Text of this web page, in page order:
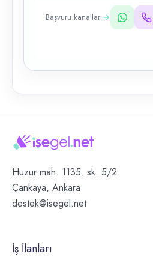
Başvuru kanalları
Huzur mah. 1135. sk. 5/2
Çankaya, Ankara
destek@isegel.net
İş İlanları